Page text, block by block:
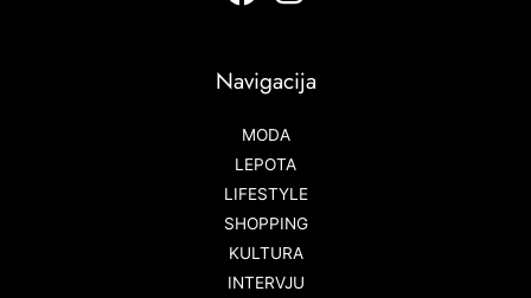
Navigacija
MODA
LEPOTA
LIFESTYLE
SHOPPING
KULTURA
INTERVJU